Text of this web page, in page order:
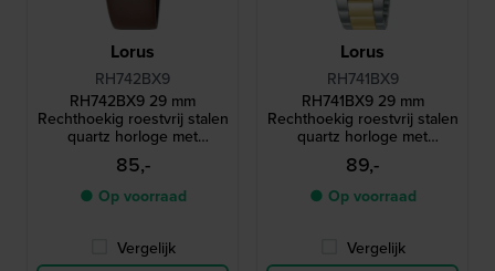
Lorus
RH742BX9
RH742BX9 29 mm
Rechthoekig roestvrij stalen
quartz horloge met
Romeinse indexen
85,-
● Op voorraad
Vergelijk
Lorus
RH741BX9
RH741BX9 29 mm
Rechthoekig roestvrij stalen
quartz horloge met
Romeinse indexen
89,-
● Op voorraad
Vergelijk